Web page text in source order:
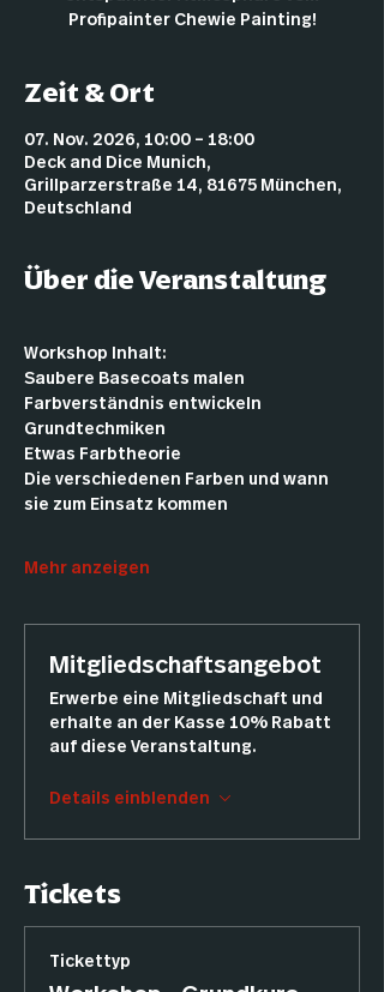
Profipainter Chewie Painting!
Zeit & Ort
07. Nov. 2026, 10:00 – 18:00
Deck and Dice Munich,
Grillparzerstraße 14, 81675 München,
Deutschland
Über die Veranstaltung
Workshop Inhalt:
Saubere Basecoats malen
Farbverständnis entwickeln
Grundtechmiken
Etwas Farbtheorie
Die verschiedenen Farben und wann
sie zum Einsatz kommen
Mehr anzeigen
Mitgliedschaftsangebot
Erwerbe eine Mitgliedschaft und
erhalte an der Kasse 10% Rabatt
auf diese Veranstaltung.
Details einblenden
Tickets
Tickettyp